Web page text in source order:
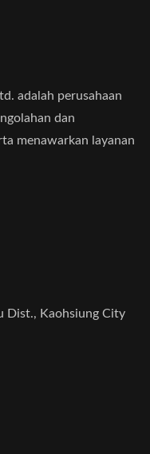
adalah perusahaan
dan
menawarkan layanan
Dist., Kaohsiung City